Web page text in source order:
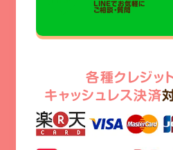
LINEでお気軽に
ご相談・質問
各種クレジッ
キャッシュレス決済